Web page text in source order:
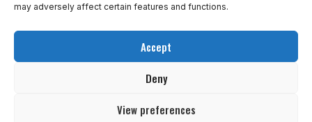
may adversely affect certain features and functions.
Accept
Deny
View preferences
O ESCUDEIRO VALENTE PROVA QUE A
DUBLAGEM BR É UMA DAS MELHORES DO
MUNDO – FÁCIL.
O Escudeiro Valente segue as aventuras mágicas de
Pontinho (Jot) e seus amigos…